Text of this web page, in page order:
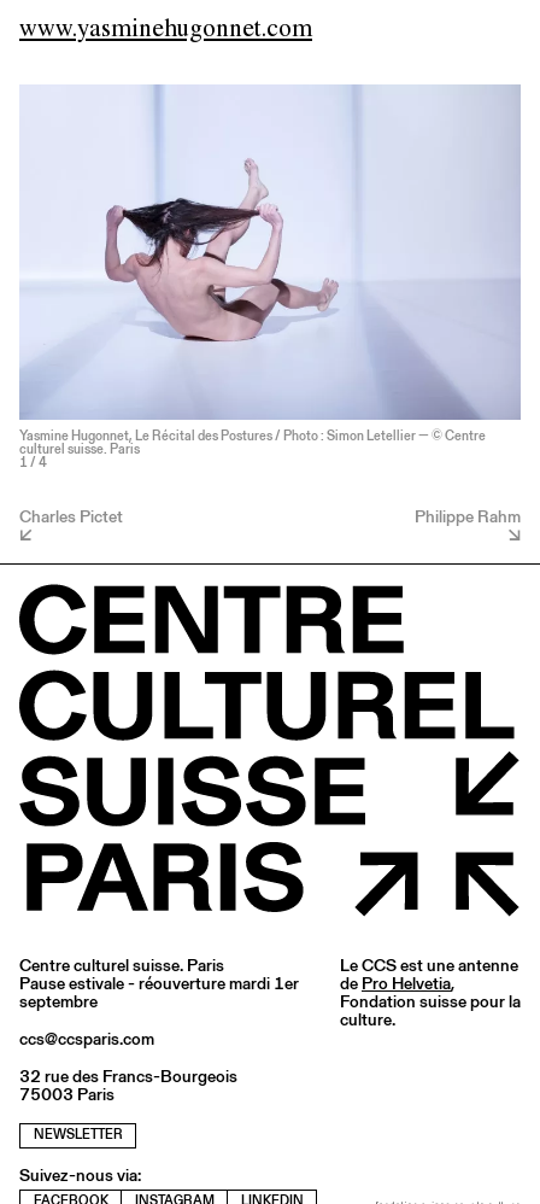
www.yasminehugonnet.com
Yasmine Hugonnet, Le Récital des Postures / Photo : Simon Letellier — © Centre
culturel suisse. Paris
1 / 4
Charles Pictet Philippe Rahm
Centre culturel suisse. Paris
Pause estivale - réouverture mardi 1er
septembre
ccs@ccsparis.com
32 rue des Francs-Bourgeois
75003 Paris
NEWSLETTER
Suivez-nous via:
Le CCS est une antenne
de Pro Helvetia,
Fondation suisse pour la
culture.